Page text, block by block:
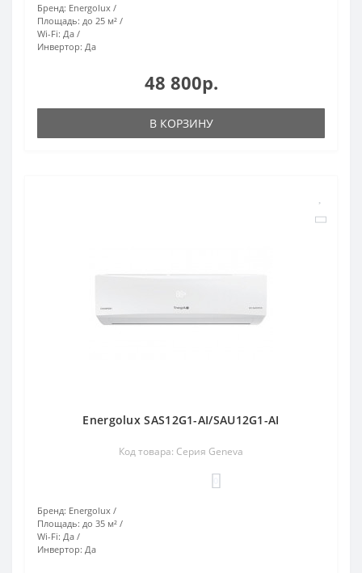
Бренд: Energolux
Площадь: до 25 м²
Wi-Fi: Да
Инвертор: Да
48 800р.
В КОРЗИНУ
Energolux SAS12G1-AI/SAU12G1-AI
Код товара: Серия Geneva
Бренд: Energolux
Площадь: до 35 м²
Wi-Fi: Да
Инвертор: Да